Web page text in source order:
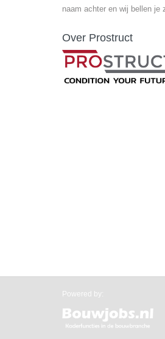
naam achter en wij bellen je
Over Prostruct
Powered by: